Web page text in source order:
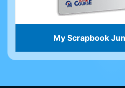
My Scrapbook